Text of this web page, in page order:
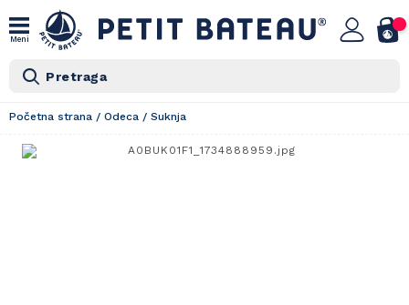
Meni
Pretraga
Početna strana / Odeca / Suknja